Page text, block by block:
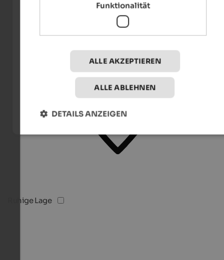
Ruhige Lage
Funktionalität
ALLE AKZEPTIEREN
ALLE ABLEHNEN
DETAILS ANZEIGEN